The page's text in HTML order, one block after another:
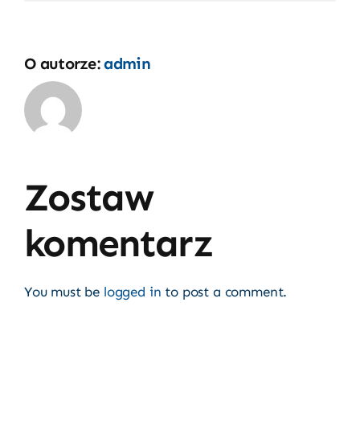
O autorze:admin
Zostaw
komentarz
You must be logged in to post a comment.